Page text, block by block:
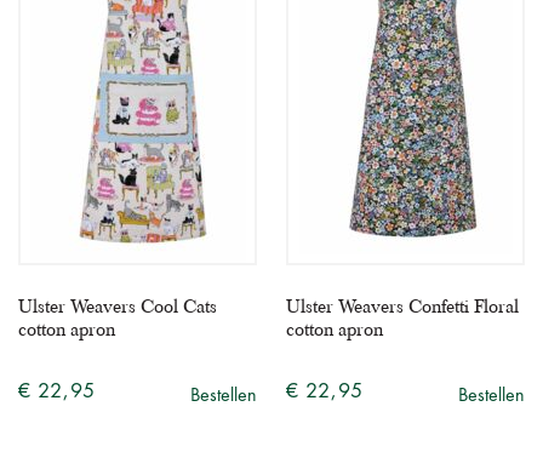
Ulster Weavers Cool Cats
cotton apron
€ 22,95 Bestellen
Ulster Weavers Confetti Floral
cotton apron
€ 22,95 Bestellen